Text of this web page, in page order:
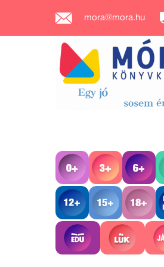
mora@mora.hu